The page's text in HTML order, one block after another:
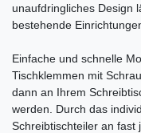
unaufdringliches Design
bestehende
Einfache und schnelle
Tischklemmen mit
dann an Ihrem
werden. Durch das
Schreibtischteiler an fast